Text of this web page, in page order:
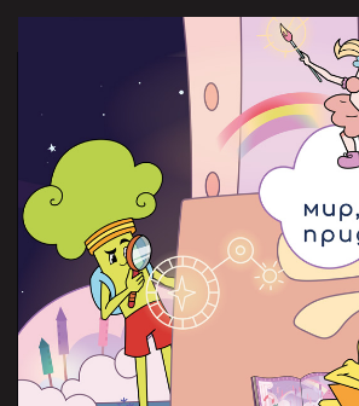
обладательницы четырех разных
пинеток! Мир Пинеточного Острова тесно
связан с детьми - зрителями
мультсериала, которым персонажи
Смотреть на YouTube
«Пинеточная страна» на выставке
Licensing World Russia